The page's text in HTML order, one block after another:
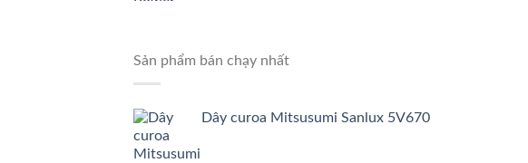
Sản phẩm bán chạy nhất
Dây curoa Mitsusumi Sanlux 5V670